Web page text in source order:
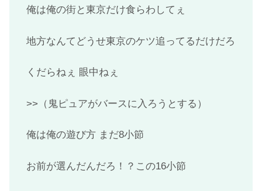
俺は俺の街と東京だけ食らわしてぇ
地方なんてどうせ東京のケツ追ってるだけだろ
くだらねぇ 眼中ねぇ
>>（鬼ピュアがバースに入ろうとする）
俺は俺の遊び方 まだ8小節
お前が選んだんだろ！？この16小節